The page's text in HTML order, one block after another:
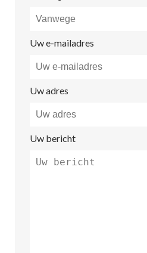
Uw e-mailadres
Uw adres
Uw bericht